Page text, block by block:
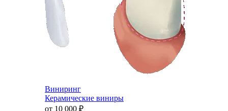
Виниринг
Керамические виниры
от 10 000 ₽